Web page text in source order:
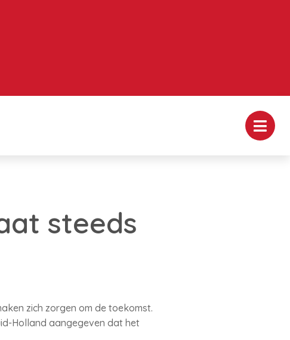
steeds
zich zorgen om de toekomst.
Holland aangegeven dat het